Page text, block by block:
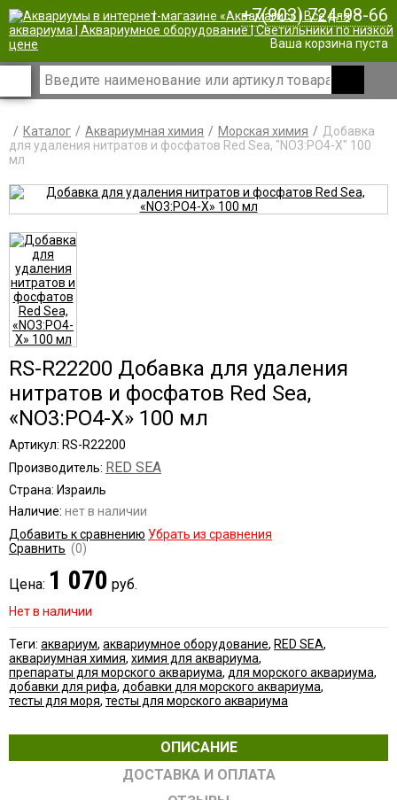
| +7(903) 724-98-66
Ваша корзина пуста
Каталог Аквариумная химия Морская химия
Добавка
для удаления нитратов и фосфатов Red Sea, "NO3:PO4-X" 100
мл
RS-R22200 Добавка для удаления
нитратов и фосфатов Red Sea,
«NO3:PO4-X» 100 мл
Артикул: RS-R22200
Производитель: RED SEA
Страна: Израиль
Наличие: нет в наличии
Добавить к сравнению Убрать из сравнения
Сравнить (0)
Цена: 1 070 руб.
Нет в наличии
Теги: аквариум, аквариумное оборудование, RED SEA,
аквариумная химия, химия для аквариума,
препараты для морского аквариума, для морского аквариума,
добавки для рифа, добавки для морского аквариума,
тесты для моря, тесты для морского аквариума
ОПИСАНИЕ
ДОСТАВКА И ОПЛАТА